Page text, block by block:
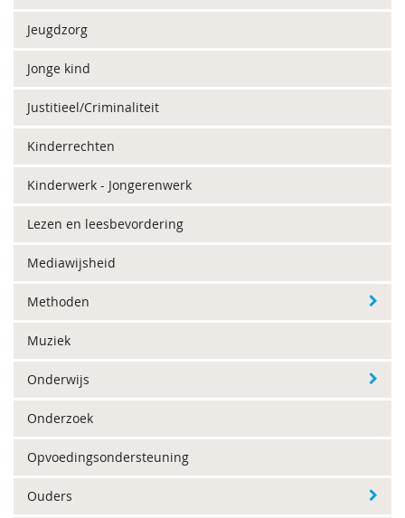
Jeugdzorg
Jonge kind
Justitieel/Criminaliteit
Kinderrechten
Kinderwerk - Jongerenwerk
Lezen en leesbevordering
Mediawijsheid
Methoden
Muziek
Onderwijs
Onderzoek
Opvoedingsondersteuning
Ouders